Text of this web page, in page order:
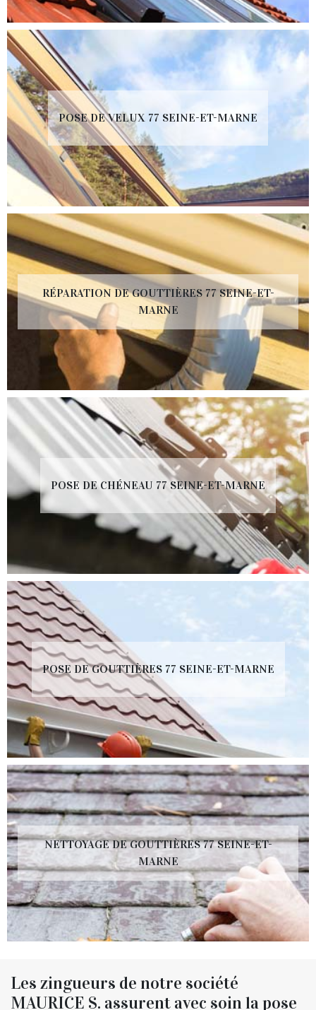
POSE DE VELUX 77 SEINE-ET-MARNE
RÉPARATION DE GOUTTIÈRES 77 SEINE-ET-
MARNE
POSE DE CHÉNEAU 77 SEINE-ET-MARNE
POSE DE GOUTTIÈRES 77 SEINE-ET-MARNE
NETTOYAGE DE GOUTTIÈRES 77 SEINE-ET-
MARNE
Les zingueurs de notre société
MAURICE S. assurent avec soin la pose